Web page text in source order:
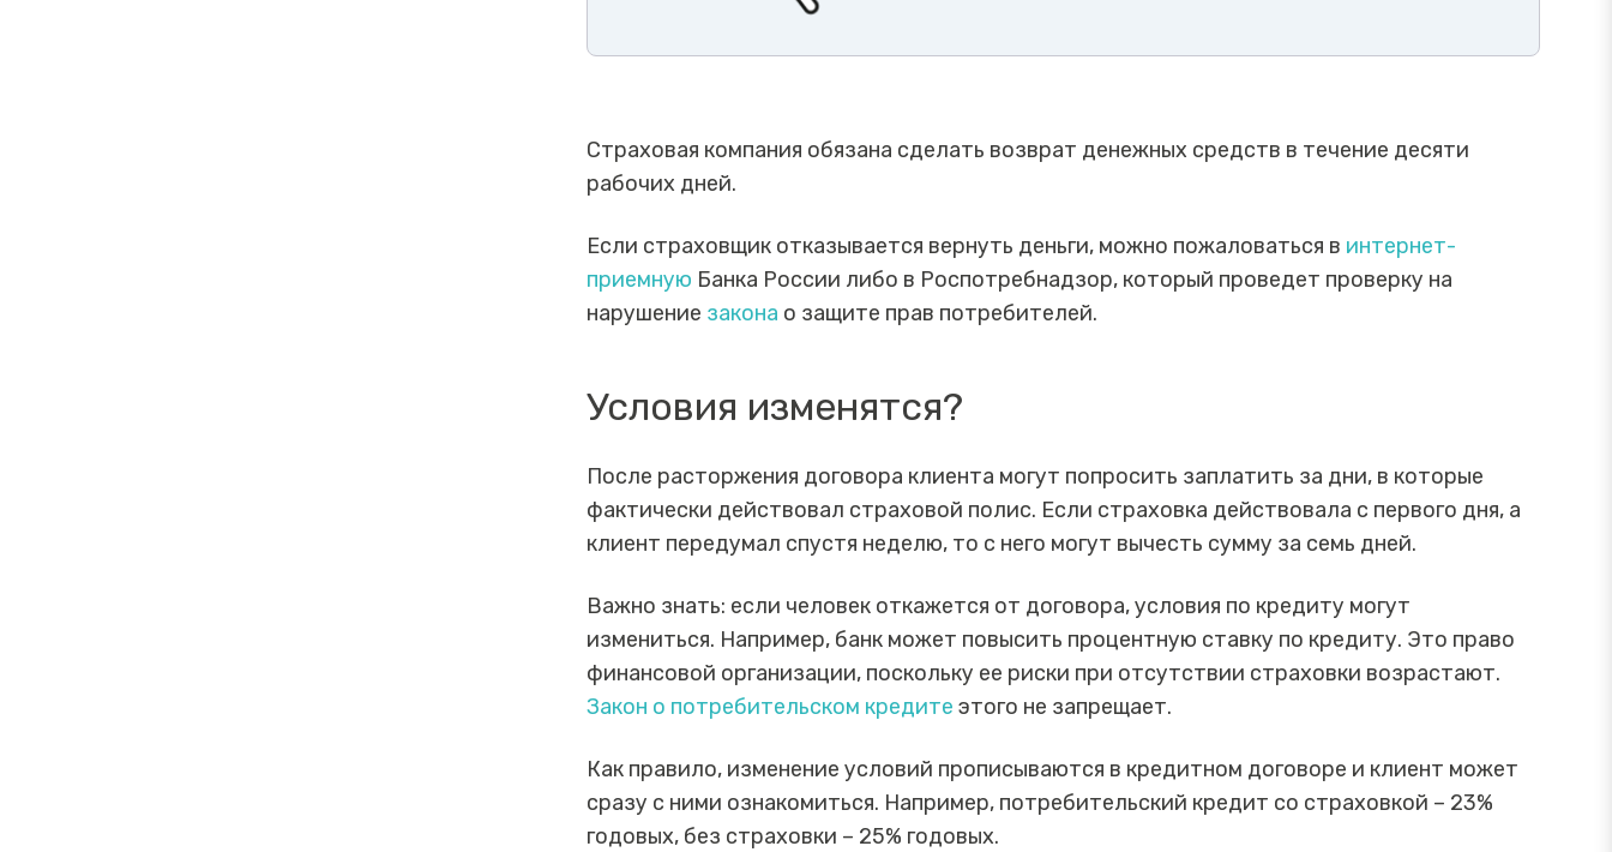
Страховая компания обязана сделать возврат денежных средств в течение десяти
рабочих дней.
Если страховщик отказывается вернуть деньги, можно пожаловаться в интернет-
приемную Банка России либо в Роспотребнадзор, который проведет проверку на
нарушение закона о защите прав потребителей.
Условия изменятся?
После расторжения договора клиента могут попросить заплатить за дни, в которые
фактически действовал страховой полис. Если страховка действовала с первого дня, а
клиент передумал спустя неделю, то с него могут вычесть сумму за семь дней.
Важно знать: если человек откажется от договора, условия по кредиту могут
измениться. Например, банк может повысить процентную ставку по кредиту. Это право
финансовой организации, поскольку ее риски при отсутствии страховки возрастают.
Закон о потребительском кредите этого не запрещает.
Как правило, изменение условий прописываются в кредитном договоре и клиент может
сразу с ними ознакомиться. Например, потребительский кредит со страховкой – 23%
годовых, без страховки – 25% годовых.